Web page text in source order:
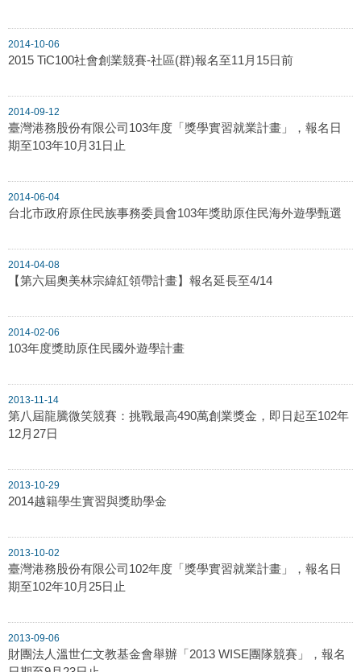
2014-10-06
2015 TiC100社會創業競賽-社區(群)報名至11月15日前
2014-09-12
臺灣港務股份有限公司103年度「獎學實習就業計畫」，報名日
期至103年10月31日止
2014-06-04
台北市政府原住民族事務委員會103年獎助原住民海外遊學甄選
2014-04-08
【第六屆奧美林宗緯紅領帶計畫】報名延長至4/14
2014-02-06
103年度獎助原住民國外遊學計畫
2013-11-14
第八屆龍騰微笑競賽：挑戰最高490萬創業獎金，即日起至102年
12月27日
2013-10-29
2014越籍學生實習與獎助學金
2013-10-02
臺灣港務股份有限公司102年度「獎學實習就業計畫」，報名日
期至102年10月25日止
2013-09-06
財團法人溫世仁文教基金會舉辦「2013 WISE團隊競賽」，報名